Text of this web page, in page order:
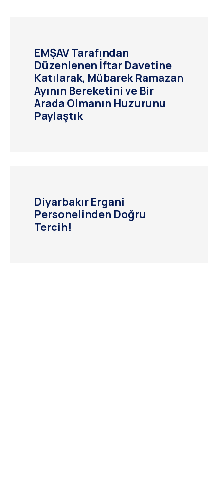
EMŞAV Tarafından
Düzenlenen İftar Davetine
Katılarak, Mübarek Ramazan
Ayının Bereketini ve Bir
Arada Olmanın Huzurunu
Paylaştık
Diyarbakır Ergani
Personelinden Doğru
Tercih!